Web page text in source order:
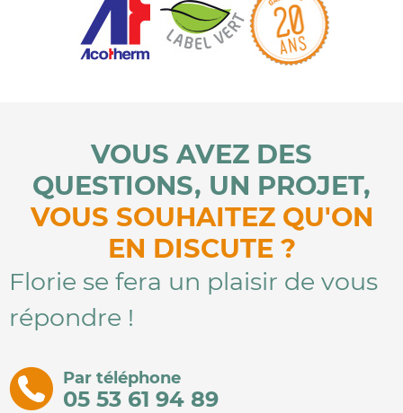
VOUS AVEZ DES
QUESTIONS, UN PROJET,
VOUS SOUHAITEZ QU'ON
EN DISCUTE ?
Florie se fera un plaisir de vous
répondre !
Par téléphone
05 53 61 94 89